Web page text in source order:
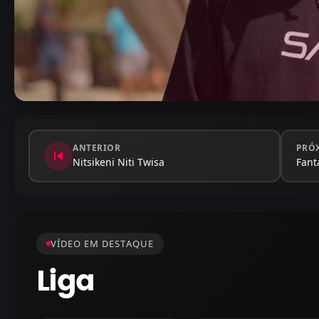
skip_previous ANTERIOR
Nitsikeni Niti Twisa
VÍDEO EM DESTAQUE
Liga